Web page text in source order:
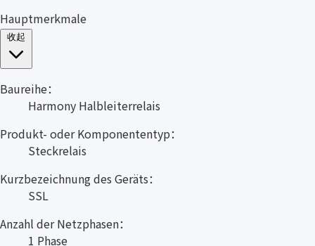
Hauptmerkmale
Baureihe：
Harmony Halbleiterrelais
Produkt- oder Komponententyp：
Steckrelais
Kurzbezeichnung des Geräts：
SSL
Anzahl der Netzphasen：
1 Phase